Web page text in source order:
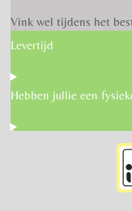
Vink wel tijdens het
Levertijd
Hebben jullie een